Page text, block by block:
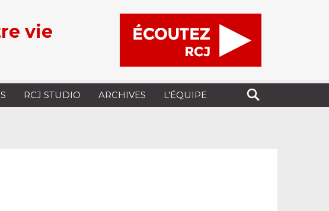
vie
RCJ STUDIO ARCHIVES L’ÉQUIPE